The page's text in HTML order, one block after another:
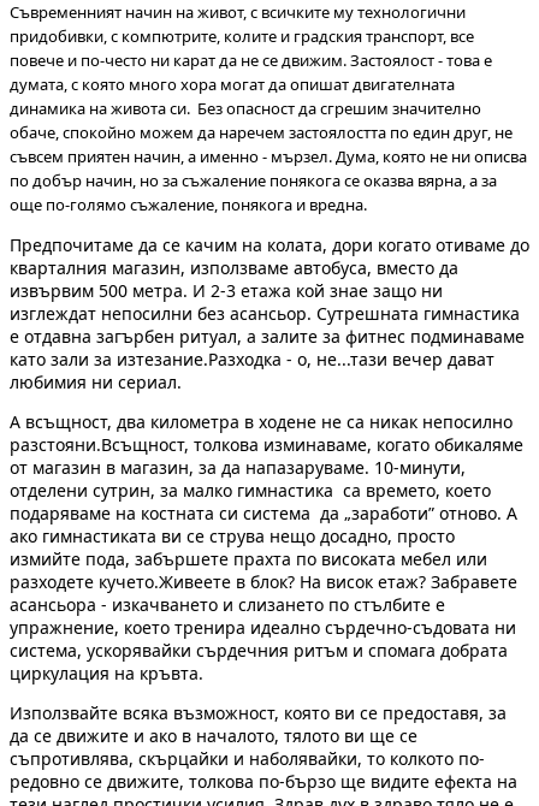
Съвременният начин на живот, с всичките му технологични
придобивки, с компютрите, колите и градския транспорт, все
повече и по-често ни карат да не се движим. Застоялост - това е
думата, с която много хора могат да опишат двигателната
динамика на живота си. Без опасност да сгрешим значително
обаче, спокойно можем да наречем застоялостта по един друг, не
съвсем приятен начин, а именно - мързел. Дума, която не ни описва
по добър начин, но за съжаление понякога се оказва вярна, а за
още по-голямо съжаление, понякога и вредна.
Предпочитаме да се качим на колата, дори когато отиваме до
кварталния магазин, използваме автобуса, вместо да
извървим 500 метра. И 2-3 етажа кой знае защо ни
изглеждат непосилни без асансьор. Сутрешната гимнастика
е отдавна загърбен ритуал, а залите за фитнес подминаваме
като зали за изтезание.Разходка - о, не...тази вечер дават
любимия ни сериал.
А всъщност, два километра в ходене не са никак непосилно
разстояни.Всъщност, толкова изминаваме, когато обикаляме
от магазин в магазин, за да напазаруваме. 10-минути,
отделени сутрин, за малко гимнастика са времето, което
подаряваме на костната си система да „заработи” отново. А
ако гимнастиката ви се струва нещо досадно, просто
измийте пода, забършете прахта по високата мебел или
разходете кучето.Живеете в блок? На висок етаж? Забравете
асансьора - изкачването и слизането по стълбите е
упражнение, което тренира идеално сърдечно-съдовата ни
система, ускорявайки сърдечния ритъм и спомага добрата
циркулация на кръвта.
Използвайте всяка възможност, която ви се предоставя, за
да се движите и ако в началото, тялото ви ще се
съпротивлява, скърцайки и наболявайки, то колкото по-
редовно се движите, толкова по-бързо ще видите ефекта на